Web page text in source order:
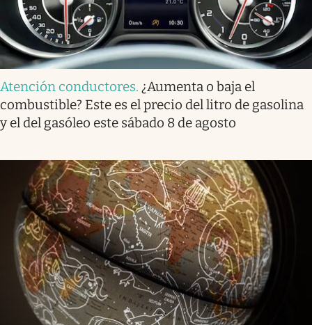
Atención conductores. ¿Aumenta o baja el
combustible? Este es el precio del litro de gasolina
y el del gasóleo este sábado 8 de agosto